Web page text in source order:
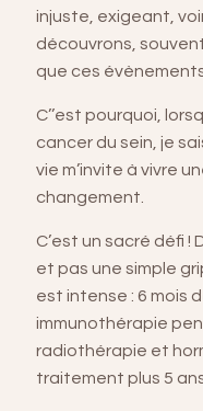
injuste, exigeant,
découvrons,
que ces
C’’est pourquoi,
cancer du sein, je
vie m’invite à vivre
changement.
C’est un sacré défi !
et pas une simple
est intense : 6 mois
immunothérapie
radiothérapie et
traitement plus 5